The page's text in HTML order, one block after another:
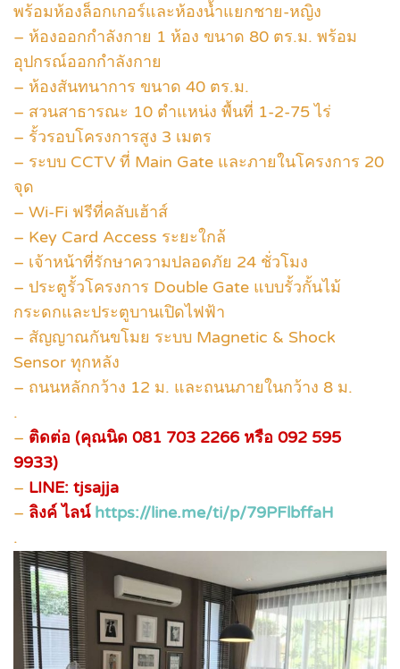
พร้อมห้องล็อกเกอร์และห้องน้ำแยกชาย-หญิง
– ห้องออกกำลังกาย 1 ห้อง ขนาด 80 ตร.ม. พร้อม
อุปกรณ์ออกกำลังกาย
– ห้องสันทนาการ ขนาด 40 ตร.ม.
– สวนสาธารณะ 10 ตำแหน่ง พื้นที่ 1-2-75 ไร่
– รั้วรอบโครงการสูง 3 เมตร
– ระบบ CCTV ที่ Main Gate และภายในโครงการ 20
จุด
– Wi-Fi ฟรีที่คลับเฮ้าส์
– Key Card Access ระยะใกล้
– เจ้าหน้าที่รักษาความปลอดภัย 24 ชั่วโมง
– ประตูรั้วโครงการ Double Gate แบบรั้วกั้นไม้
กระดกและประตูบานเปิดไฟฟ้า
– สัญญาณกันขโมย ระบบ Magnetic & Shock
Sensor ทุกหลัง
– ถนนหลักกว้าง 12 ม. และถนนภายในกว้าง 8 ม.
.
– ติดต่อ (คุณนิด 081 703 2266 หรือ 092 595
9933)
– LINE: tjsajja
– ลิงค์ ไลน์ https://line.me/ti/p/79PFlbffaH
.